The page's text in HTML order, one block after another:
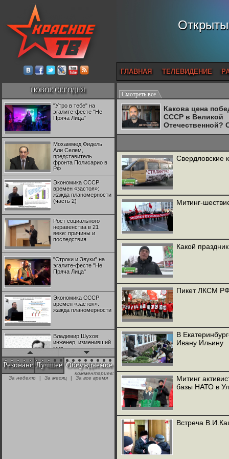
ГЛАВНАЯ ТЕЛЕВИДЕНИЕ
НОВОЕ СЕГОДНЯ
"Утро в тебе" на
эгалите-фесте "Не
Пряча Лица"
Мохаммед Фидель
Али Селем,
представитель
фронта Полисарио в
РФ
Экономика СССР
времен «застоя»:
жажда планомерности
(часть 2)
Рост социального
неравенства в 21
веке: причины и
последствия
"Строки и Звуки" на
эгалите-фесте "Не
Пряча Лица"
Экономика СССР
времен «застоя»:
жажда планомерности
Владимир Шухов:
инженер, изменивший
мир
"Аркадий Коц" на
эгалите-фесте "Не
Резонанс Лучшее Обсуждаемое
комментариев:
За неделю
| За месяц | За все время
Смотреть все
Какова цена
СССР в Великой
Отечественной?
Двуреченский о
Свердловские
Митинг-
Какой
Пикет ЛКСМ РФ
В
Ивану Ильину
Митинг
базы НАТО в
Встреча